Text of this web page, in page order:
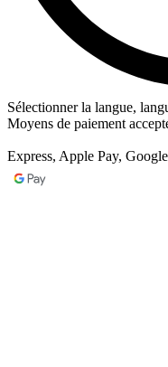
Sélectionner la langue,
Moyens de paiement
Express, Apple Pay,